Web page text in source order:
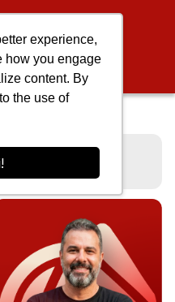
experience,
how you engage
content. By
the use of
no Jotajá